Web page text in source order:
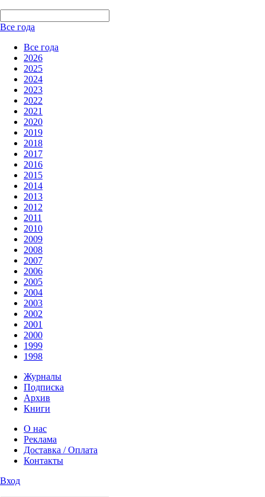
Все года
Все года
2026
2025
2024
2023
2022
2021
2020
2019
2018
2017
2016
2015
2014
2013
2012
2011
2010
2009
2008
2007
2006
2005
2004
2003
2002
2001
2000
1999
1998
Журналы
Подписка
Архив
Книги
О нас
Реклама
Доставка / Оплата
Контакты
Вход